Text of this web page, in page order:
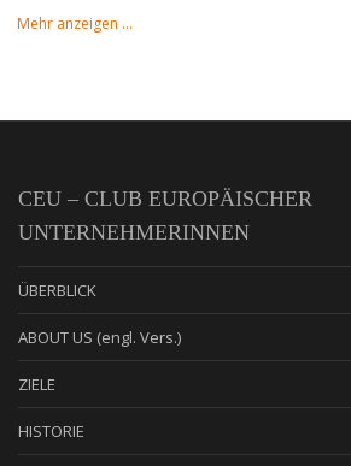
Mehr anzeigen …
CEU – CLUB EUROPÄISCHER
UNTERNEHMERINNEN
ÜBERBLICK
ABOUT US (engl. Vers.)
ZIELE
HISTORIE